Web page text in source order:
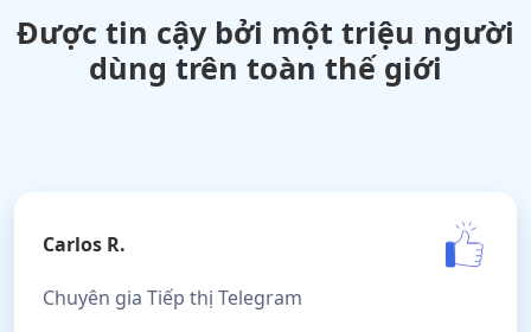
Được tin cậy bởi một triệu người
dùng trên toàn thế giới
Carlos R.
Chuyên gia Tiếp thị Telegram